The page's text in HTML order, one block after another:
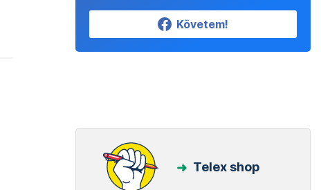
Követem!
Telex shop